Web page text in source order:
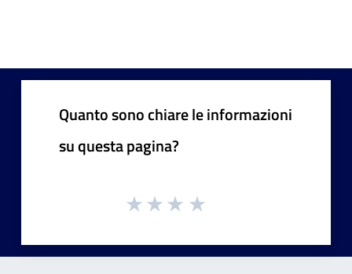
Quanto sono chiare le informazioni
su questa pagina?